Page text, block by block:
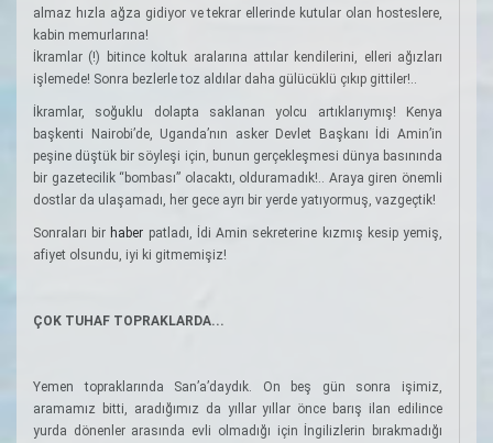
almaz hızla ağza gidiyor ve tekrar ellerinde kutular olan hosteslere,
kabin memurlarına!
İkramlar (!) bitince koltuk aralarına attılar kendilerini, elleri ağızları
işlemede! Sonra bezlerle toz aldılar daha gülücüklü çıkıp gittiler!..
İkramlar, soğuklu dolapta saklanan yolcu artıklarıymış! Kenya
başkenti Nairobi’de, Uganda’nın asker Devlet Başkanı İdi Amin’in
peşine düştük bir söyleşi için, bunun gerçekleşmesi dünya basınında
bir gazetecilik “bombası” olacaktı, olduramadık!.. Araya giren önemli
dostlar da ulaşamadı, her gece ayrı bir yerde yatıyormuş, vazgeçtik!
Sonraları bir haber patladı, İdi Amin sekreterine kızmış kesip yemiş,
afiyet olsundu, iyi ki gitmemişiz!
ÇOK TUHAF TOPRAKLARDA...
Yemen topraklarında San’a’daydık. On beş gün sonra işimiz,
aramamız bitti, aradığımız da yıllar yıllar önce barış ilan edilince
yurda dönenler arasında evli olmadığı için İngilizlerin bırakmadığı